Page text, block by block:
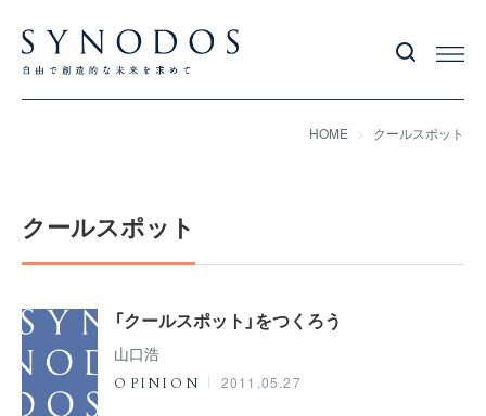
HOME クールスポット
クールスポット
「クールスポット」をつくろう
山口浩
OPINION 2011.05.27